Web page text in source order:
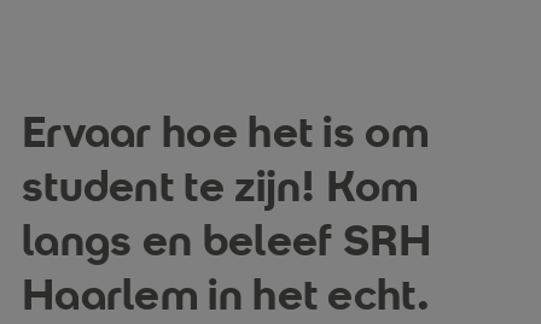
Ervaar hoe het is om
student te zijn! Kom
langs en beleef SRH
Haarlem in het echt.